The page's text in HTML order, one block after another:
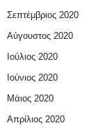
Σεπτέμβριος 2020
Αύγουστος 2020
Ιούλιος 2020
Ιούνιος 2020
Μάιος 2020
Απρίλιος 2020